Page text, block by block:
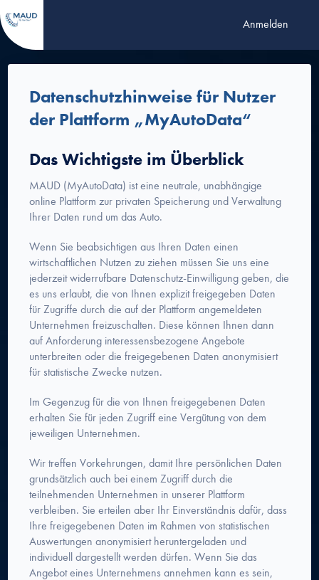
Anmelden
Datenschutzhinweise für Nutzer
der Plattform „MyAutoData“
Das Wichtigste im Überblick
MAUD (MyAutoData) ist eine neutrale, unabhängige
online Plattform zur privaten Speicherung und Verwaltung
Ihrer Daten rund um das Auto.
Wenn Sie beabsichtigen aus Ihren Daten einen
wirtschaftlichen Nutzen zu ziehen müssen Sie uns eine
jederzeit widerrufbare Datenschutz-Einwilligung geben, die
es uns erlaubt, die von Ihnen explizit freigegeben Daten
für Zugriffe durch die auf der Plattform angemeldeten
Unternehmen freizuschalten. Diese können Ihnen dann
auf Anforderung interessensbezogene Angebote
unterbreiten oder die freigegebenen Daten anonymisiert
für statistische Zwecke nutzen.
Im Gegenzug für die von Ihnen freigegebenen Daten
erhalten Sie für jeden Zugriff eine Vergütung von dem
jeweiligen Unternehmen.
Wir treffen Vorkehrungen, damit Ihre persönlichen Daten
grundsätzlich auch bei einem Zugriff durch die
teilnehmenden Unternehmen in unserer Plattform
verbleiben. Sie erteilen aber Ihr Einverständnis dafür, dass
Ihre freigegebenen Daten im Rahmen von statistischen
Auswertungen anonymisiert heruntergeladen und
individuell dargestellt werden dürfen. Wenn Sie das
Angebot eines Unternehmens annehmen kann es sein,